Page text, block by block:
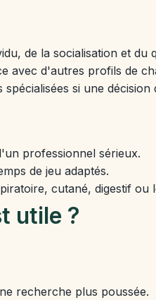
de la socialisation et du
avec d'autres profils de
si une décision
professionnel sérieux.
de jeu adaptés.
cutané, digestif ou
utile ?
recherche plus poussée.